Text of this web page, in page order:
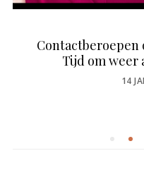
Contactberoepen
Tijd om weer
14